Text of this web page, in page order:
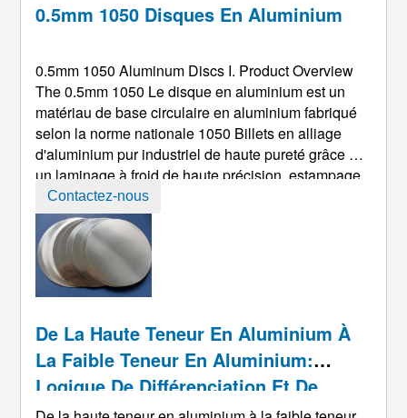
0.5mm 1050 Disques En Aluminium
0.5mm 1050Aluminum Discs I. Product Overview
The 0.5mm 1050 Le disque en aluminium est un
matériau de base circulaire en aluminium fabriqué
selon la norme nationale 1050 Billets en alliage
d'aluminium pur industriel de haute pureté grâce à
un laminage à froid de haute précision, estampage
de précision, et procédés de trempe. Le produit
possède une pureté d'aluminium atteignant
strictement ≥99,5 %, avec une teneur en impuretés
extrêmement faible, placer sa mère ...
Contactez-nous
De La Haute Teneur En Aluminium À
La Faible Teneur En Aluminium:
Logique De Différenciation Et De
Sélection Des Scénarios D'application